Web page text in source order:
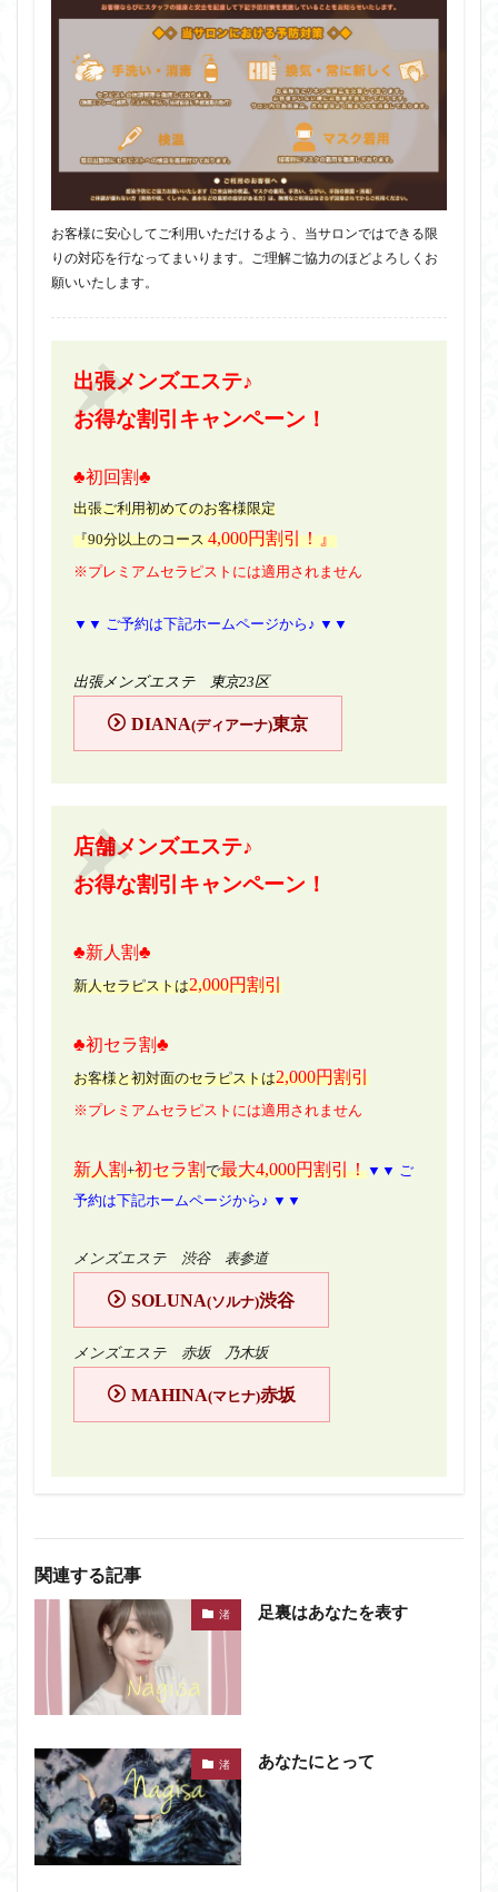
お客様に安心してご利用いただけるよう、当サロンではできる限
りの対応を行なってまいります。ご理解ご協力のほどよろしくお
願いいたします。
出張メンズエステ♪
お得な割引キャンペーン！
♣初回割♣
出張ご利用初めてのお客様限定
『90分以上のコース4,000円割引！』
※プレミアムセラピストには適用されません
▼▼ ご予約は下記ホームページから♪ ▼▼
出張メンズエステ 東京23区
DIANA(ディアーナ)東京
店舗メンズエステ♪
お得な割引キャンペーン！
♣新人割♣
新人セラピストは2,000円割引
♣初セラ割♣
お客様と初対面のセラピストは2,000円割引
※プレミアムセラピストには適用されません
新人割+初セラ割で最大4,000円割引！▼▼ ご
予約は下記ホームページから♪ ▼▼
メンズエステ 渋谷 表参道
SOLUNA(ソルナ)渋谷
メンズエステ 赤坂 乃木坂
MAHINA(マヒナ)赤坂
関連する記事
渚 足裏はあなたを表す
渚 あなたにとって